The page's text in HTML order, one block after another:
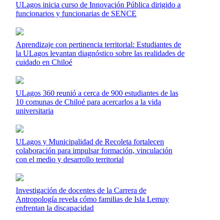
ULagos inicia curso de Innovación Pública dirigido a
funcionarios y funcionarias de SENCE
Aprendizaje con pertinencia territorial: Estudiantes de
la ULagos levantan diagnóstico sobre las realidades de
cuidado en Chiloé
ULagos 360 reunió a cerca de 900 estudiantes de las
10 comunas de Chiloé para acercarlos a la vida
universitaria
ULagos y Municipalidad de Recoleta fortalecen
colaboración para impulsar formación, vinculación
con el medio y desarrollo territorial
Investigación de docentes de la Carrera de
Antropología revela cómo familias de Isla Lemuy
enfrentan la discapacidad